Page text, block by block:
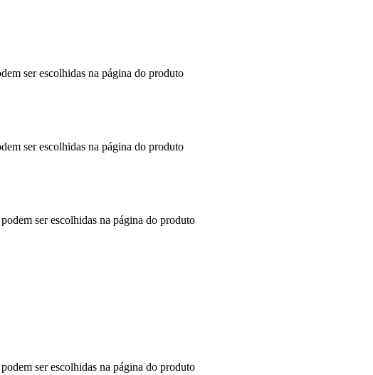
ser escolhidas na página do produto
ser escolhidas na página do produto
ser escolhidas na página do produto
ser escolhidas na página do produto